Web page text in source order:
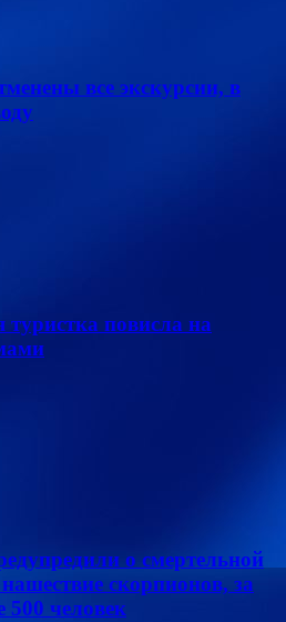
все экскурсии, в
повисла на
о смертельной
скорпионов, за
500 человек